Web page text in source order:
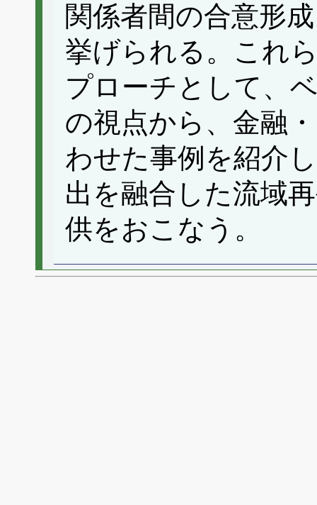
関係者間の合意形
挙げられる。これ
プローチとして、
の視点から、金融
わせた事例を紹介
出を融合した流域
供をおこなう。